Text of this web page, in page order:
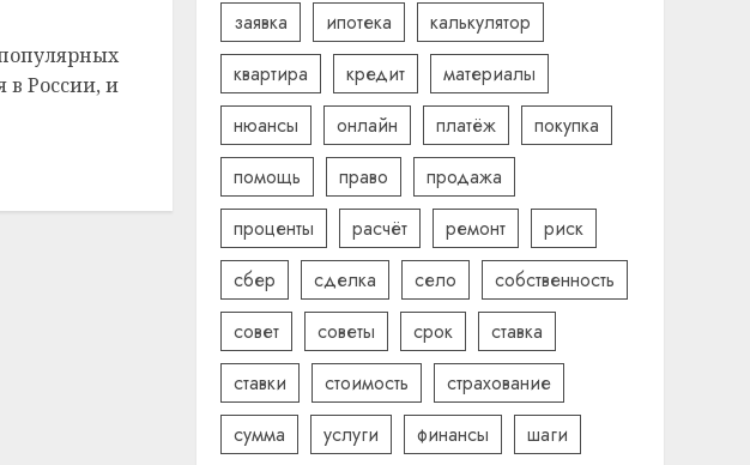
в России, и
заявка
ипотека
калькулятор
квартира
кредит
материалы
нюансы
онлайн платёж
покупка
помощь
право
продажа
проценты
расчёт ремонт
риск
сбер
сделка село
собственность
совет
советы срок
ставка
ставки
стоимость
страхование
сумма
услуги финансы
шаги